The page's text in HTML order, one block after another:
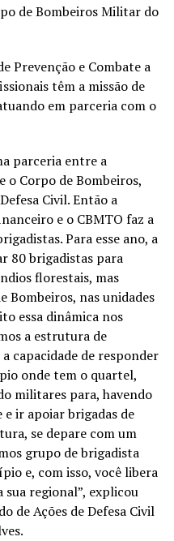
de Bombeiros Militar do
Prevenção e Combate a
têm a missão de
em parceria com o
parceria entre a
o Corpo de Bombeiros,
Civil. Então a
e o CBMTO faz a
Para esse ano, a
80 brigadistas para
florestais, mas
Bombeiros, nas unidades
essa dinâmica nos
a estrutura de
capacidade de responder
onde tem o quartel,
militares para, havendo
e ir apoiar brigadas de
se depare com um
grupo de brigadista
e, com isso, você libera
regional”, explicou
de Ações de Defesa Civil